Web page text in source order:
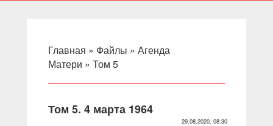
Главная » Файлы » Агенда
Матери » Том 5
Том 5. 4 марта 1964
29.08.2020, 08:30